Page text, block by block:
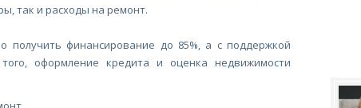
так и расходы на ремонт.
получить финансирование до 85%, а с поддержкой
оформление кредита и оценка недвижимости